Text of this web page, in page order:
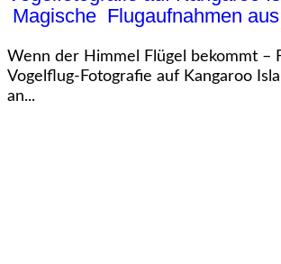
Magische Flugaufnahmen
Wenn der Himmel Flügel bekommt –
Vogelflug-Fotografie auf Kangaroo
an...